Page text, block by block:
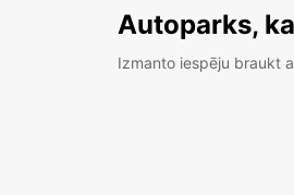
Autoparks,
Izmanto iespēju braukt